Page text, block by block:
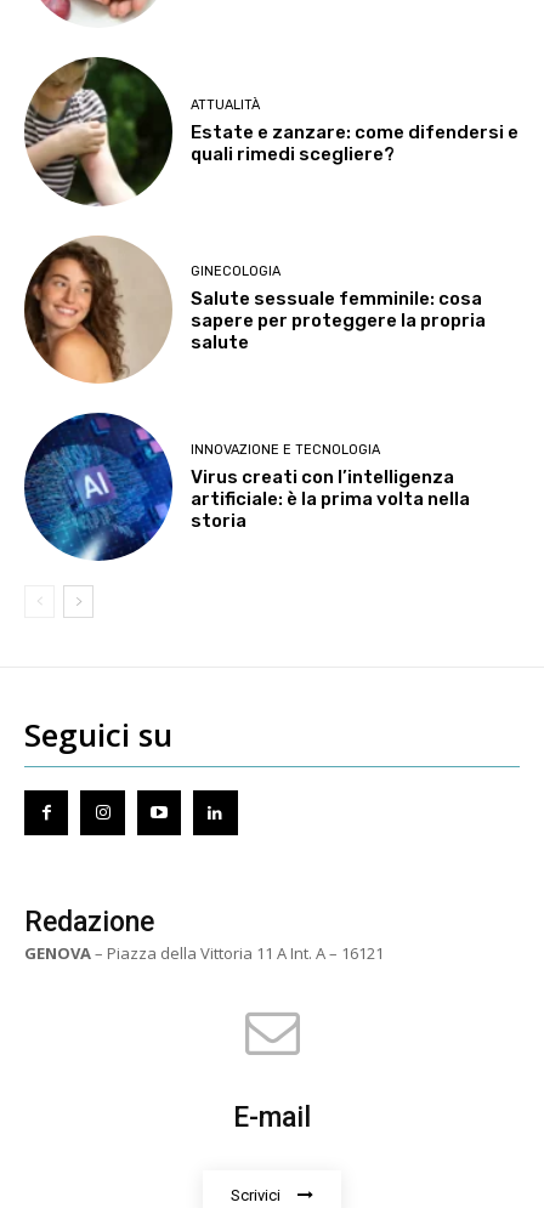
ATTUALITÀ
Estate e zanzare: come difendersi e
quali rimedi scegliere?
GINECOLOGIA
Salute sessuale femminile: cosa
sapere per proteggere la propria
salute
INNOVAZIONE E TECNOLOGIA
Virus creati con l’intelligenza
artificiale: è la prima volta nella
storia
Seguici su
Redazione
GENOVA– Piazza della Vittoria 11 A Int. A – 16121
E-mail
Scrivici